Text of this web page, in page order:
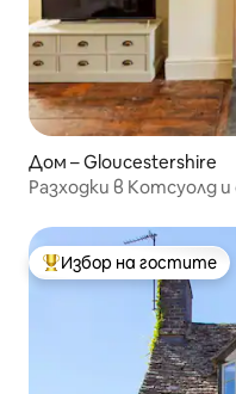
Дом – Gloucestershire
Разходки в Котсуолд
Най-популярен избор
Избор на гостите